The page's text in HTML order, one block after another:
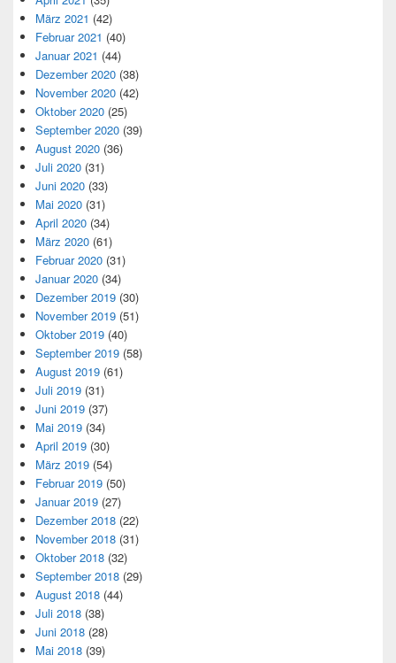
März 2021 (42)
Februar 2021 (40)
Januar 2021 (44)
Dezember 2020 (38)
November 2020 (42)
Oktober 2020 (25)
September 2020 (39)
August 2020 (36)
Juli 2020 (31)
Juni 2020 (33)
Mai 2020 (31)
April 2020 (34)
März 2020 (61)
Februar 2020 (31)
Januar 2020 (34)
Dezember 2019 (30)
November 2019 (51)
Oktober 2019 (40)
September 2019 (58)
August 2019 (61)
Juli 2019 (31)
Juni 2019 (37)
Mai 2019 (34)
April 2019 (30)
März 2019 (54)
Februar 2019 (50)
Januar 2019 (27)
Dezember 2018 (22)
November 2018 (31)
Oktober 2018 (32)
September 2018 (29)
August 2018 (44)
Juli 2018 (38)
Juni 2018 (28)
Mai 2018 (39)